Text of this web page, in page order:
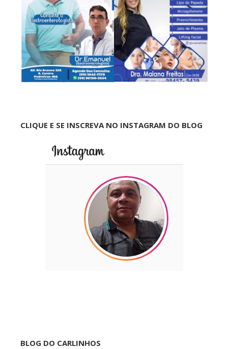
CLIQUE E SE INSCREVA NO INSTAGRAM DO BLOG
BLOG DO CARLINHOS